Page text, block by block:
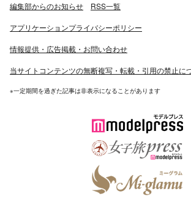
編集部からのお知らせ RSS一覧
アプリケーションプライバシーポリシー
情報提供・広告掲載・お問い合わせ
当サイトコンテンツの無断複写・転載・引用の禁止に
※一定期間を過ぎた記事は非表示になることがあります